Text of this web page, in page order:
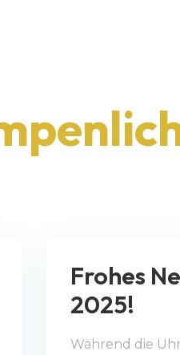
Frohes
2025!
Während die